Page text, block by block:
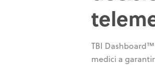
TBI
medici a